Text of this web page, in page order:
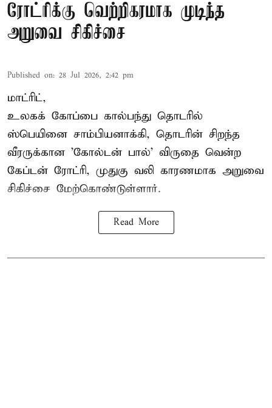
ரோட்ரிக்கு வெற்றிகரமாக முடிந்த
அறுவை சிகிச்சை
Published on: 28 Jul 2026, 2:42 pm
மாட்ரிட்,
உலகக் கோப்பை கால்பந்து தொடரில்
ஸ்பெயினை சாம்பியனாக்கி, தொடரின் சிறந்த
வீரருக்கான 'கோல்டன் பால்' விருதை வென்ற
கேப்டன் ரோட்ரி, முதுகு வலி காரணமாக அறுவை
சிகிச்சை மேற்கொண்டுள்ளார்.
Read More